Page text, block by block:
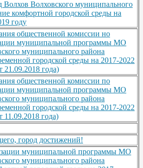
Волховского муниципального
комфортной городской среды на
году
общественной комиссии но
муниципальной программы МО
муниципального района
городской среды на 2017-2022
21.09.2018 года)
общественной комиссии по
муниципальной программы МО
муниципального района
городской среды на 2017-2022
11.09.2018 года)
город достижений!
муниципальной программы МО
муниципального района